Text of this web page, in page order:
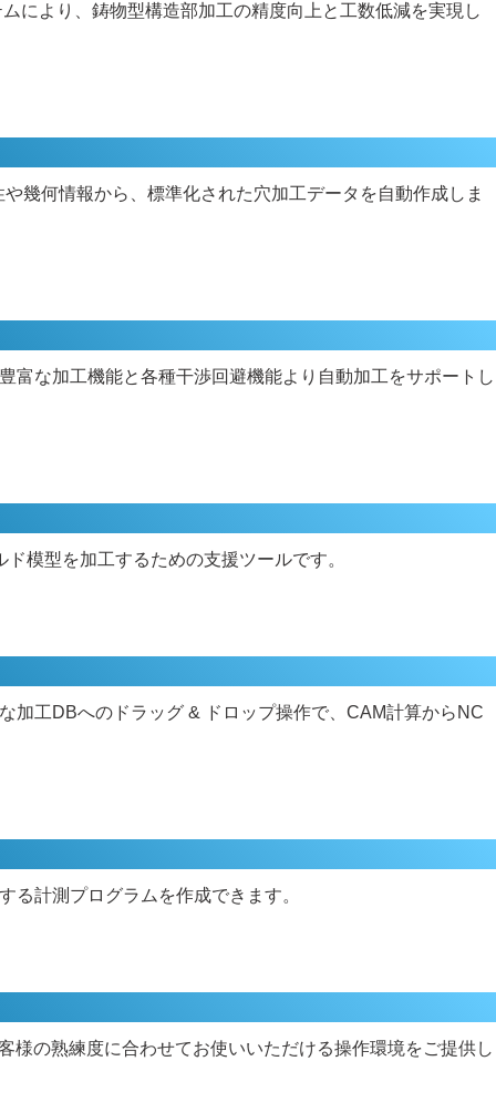
により、鋳物型構造部加工の精度向上と工数低減を実現し
幾何情報から、標準化された穴加工データを自動作成しま
富な加工機能と各種干渉回避機能より自動加工をサポートし
模型を加工するための支援ツールです。
加工DBへのドラッグ & ドロップ操作で、CAM計算からNC
る計測プログラムを作成できます。
様の熟練度に合わせてお使いいただける操作環境をご提供し